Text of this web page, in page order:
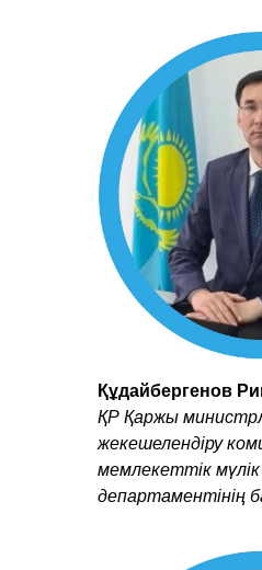
Құдайбергенов
ҚР Қаржы
жекешелендіру
мемлекеттік
департаментінің